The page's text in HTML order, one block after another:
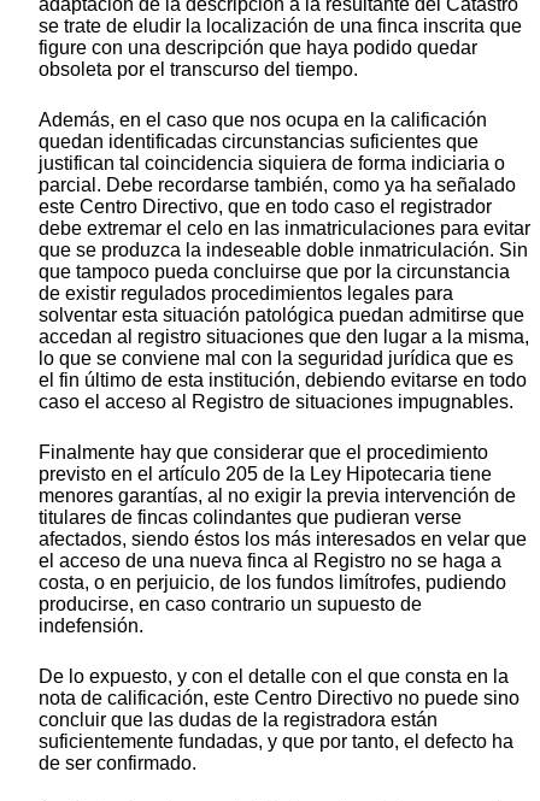
se trate de eludir la localización de una finca inscrita que
figure con una descripción que haya podido quedar
obsoleta por el transcurso del tiempo.
Además, en el caso que nos ocupa en la calificación
quedan identificadas circunstancias suficientes que
justifican tal coincidencia siquiera de forma indiciaria o
parcial. Debe recordarse también, como ya ha señalado
este Centro Directivo, que en todo caso el registrador
debe extremar el celo en las inmatriculaciones para evitar
que se produzca la indeseable doble inmatriculación. Sin
que tampoco pueda concluirse que por la circunstancia
de existir regulados procedimientos legales para
solventar esta situación patológica puedan admitirse que
accedan al registro situaciones que den lugar a la misma,
lo que se conviene mal con la seguridad jurídica que es
el fin último de esta institución, debiendo evitarse en todo
caso el acceso al Registro de situaciones impugnables.
Finalmente hay que considerar que el procedimiento
previsto en el artículo 205 de la Ley Hipotecaria tiene
menores garantías, al no exigir la previa intervención de
titulares de fincas colindantes que pudieran verse
afectados, siendo éstos los más interesados en velar que
el acceso de una nueva finca al Registro no se haga a
costa, o en perjuicio, de los fundos limítrofes, pudiendo
producirse, en caso contrario un supuesto de
indefensión.
De lo expuesto, y con el detalle con el que consta en la
nota de calificación, este Centro Directivo no puede sino
concluir que las dudas de la registradora están
suficientemente fundadas, y que por tanto, el defecto ha
de ser confirmado.